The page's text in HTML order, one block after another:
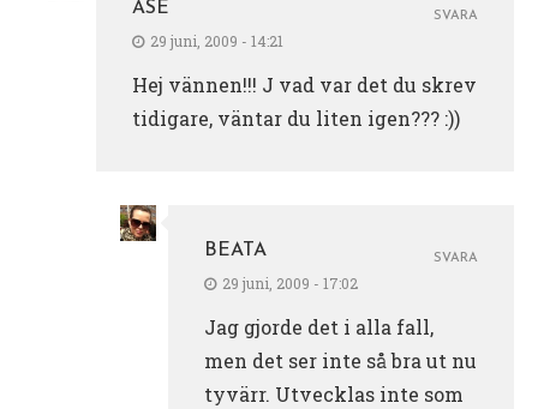
ÅSE
29 juni, 2009 - 14:21
Hej vännen!!! J vad var det du skrev
tidigare, väntar du liten igen??? :))
SVARA
BEATA
29 juni, 2009 - 17:02
Jag gjorde det i alla fall,
men det ser inte så bra ut nu
tyvärr. Utvecklas inte som
SVARA